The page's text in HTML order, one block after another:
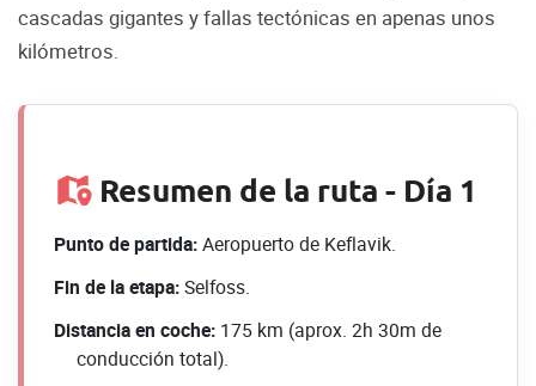
cascadas gigantes y fallas tectónicas en apenas unos
kilómetros.
Resumen de la ruta - Día 1
Punto de partida:Aeropuerto de Keflavik.
Fin de la etapa:Selfoss.
Distancia en coche: 175 km (aprox. 2h 30m de
conducción total).